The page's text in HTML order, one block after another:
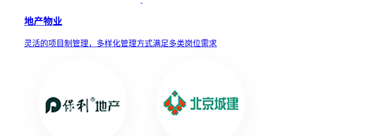
地产物业
灵活的项目制管理，多样化管理方式满足多类岗位需求